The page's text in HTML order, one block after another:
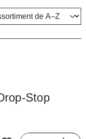
Stop